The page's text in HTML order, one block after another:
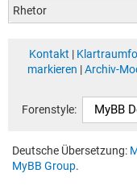
Rhetor
Kontakt |
markieren |Archiv-
Forenstyle:
Deutsche Übersetzung:
MyBB Group.